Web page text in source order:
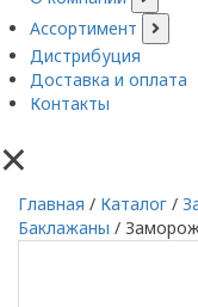
Ассортимент
Дистрибуция
Доставка и оплата
Контакты
×
Главная / Каталог /
Баклажаны /